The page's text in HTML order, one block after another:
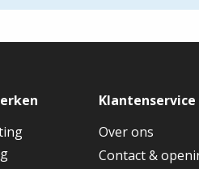
Klantenservice
Over ons
Contact &